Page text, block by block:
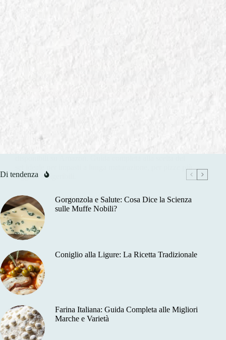
GUIDE ALL' ACQUISTO AMAZON
set ideale per impasti a lunga maturazione, per pizze più
leggere e digeribili.
Di tendenza
Gorgonzola e Salute: Cosa Dice la Scienza
sulle Muffe Nobili?
Coniglio alla Ligure: La Ricetta Tradizionale
Farina Italiana: Guida Completa alle Migliori
Marche e Varietà